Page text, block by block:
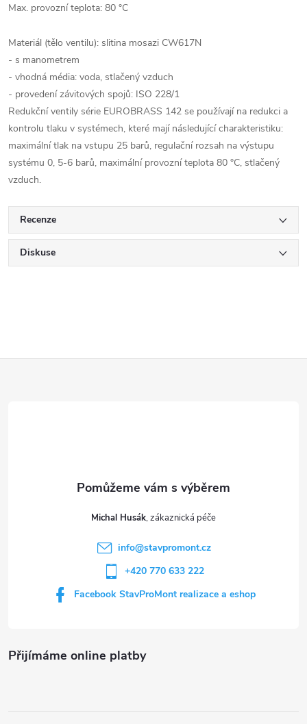
Max. provozní teplota: 80 °C
Materiál (tělo ventilu): slitina mosazi CW617N
- s manometrem
- vhodná média: voda, stlačený vzduch
- provedení závitových spojů: ISO 228/1
Redukční ventily série EUROBRASS 142 se používají na redukci a
kontrolu tlaku v systémech, které mají následující charakteristiku:
maximální tlak na vstupu 25 barů, regulační rozsah na výstupu
systému 0, 5-6 barů, maximální provozní teplota 80 °C, stlačený
vzduch.
Recenze
Diskuse
Přijímáme online platby
Michal Husák
info@stavpromont.cz
+420 770 633 222
Facebook StavProMont realizace a eshop